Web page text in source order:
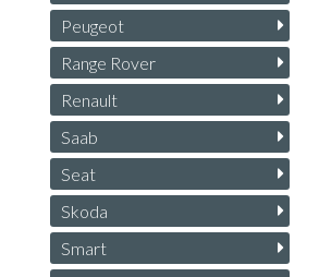
Peugeot
Range Rover
Renault
Saab
Seat
Skoda
Smart